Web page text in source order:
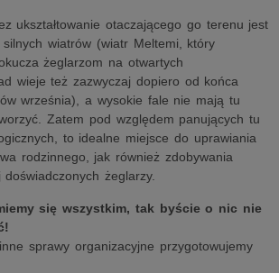
ukształtowanie otaczającego go terenu jest
silnych wiatrów (wiatr Meltemi, który
żeglarzom na otwartych
wieje też zazwyczaj dopiero od końca
września), a wysokie fale nie mają tu
Zatem pod względem panujących tu
to idealne miejsce do uprawiania
rodzinnego, jak również zdobywania
żeglarzy.
się wszystkim, tak byście o nic nie
sprawy organizacyjne przygotowujemy